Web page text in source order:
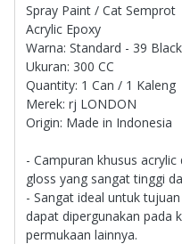
Spray Paint / Cat Semprot
Acrylic Epoxy
Warna: Standard - 39
Ukuran: 300 CC
Quantity: 1 Can / 1 Kaleng
Merek: rj LONDON
Origin: Made in Indonesia
- Campuran khusus
gloss yang sangat tinggi
- Sangat ideal untuk
dapat dipergunakan pada
permukaan lainnya.